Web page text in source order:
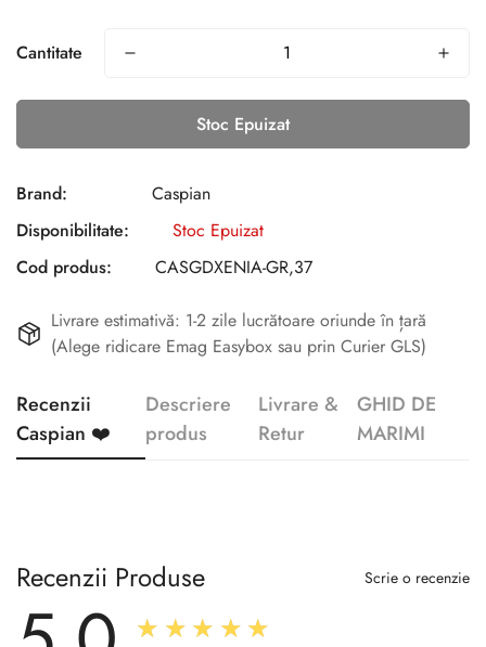
Cantitate
Stoc Epuizat
Brand:
Caspian
Disponibilitate:
Stoc Epuizat
Cod produs:
CASGDXENIA-GR,37
Livrare estimativă: 1-2 zile lucrătoare oriunde în țară
(Alege ridicare Emag Easybox sau prin Curier GLS)
Recenzii
Caspian ❤️
Descriere
produs
Livrare &
Retur
GHID DE
MARIMI
Recenzii Produse Scrie o recenzie
★★★★★